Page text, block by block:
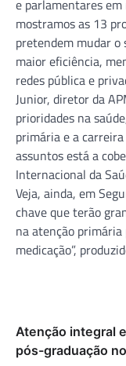
e parlamentares em
mostramos as 13
pretendem mudar o
maior eficiência,
redes pública e
Junior, diretor da
prioridades na
primária e a
assuntos está a
Internacional da
Veja, ainda, em
chave que terão
na atenção
medicação”,
Atenção integral
pós-graduação